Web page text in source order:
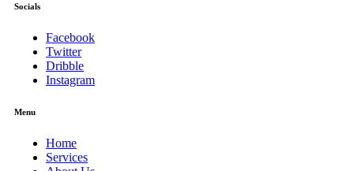
Socials
Facebook
Twitter
Dribble
Instagram
Menu
Home
Services